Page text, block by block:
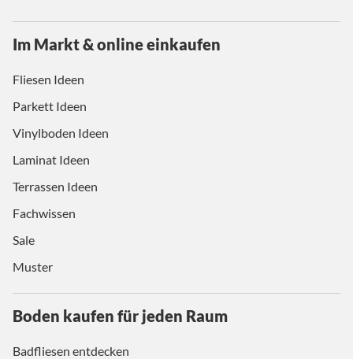
Im Markt & online einkaufen
Fliesen Ideen
Parkett Ideen
Vinylboden Ideen
Laminat Ideen
Terrassen Ideen
Fachwissen
Sale
Muster
Boden kaufen für jeden Raum
Badfliesen entdecken